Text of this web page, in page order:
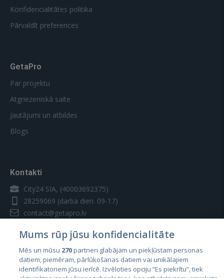
Konfidencialitātes politika
Pārvaldīt preferences
GetaPro
Par projektu
Atgriezeniskā saite
Jautājumi un atbildes
Blogs
Kontakti
City24 SIA, (40003692375)
28259069 (darba dien. 09-17)
contact@getapro.lv
Valstis
Mums rūp jūsu konfidencialitāte
Mēs un mūsu 270partneri glabājam un piekļūstam personas
datiem, piemēram, pārlūkošanas datiem vai unikālajiem
identifikatoriem jūsu ierīcē. Izvēloties opciju “Es piekrītu”, tiek